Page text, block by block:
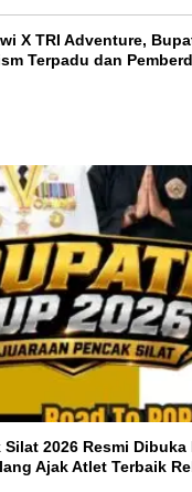
X TRI Adventure,
Terpadu dan
2026 Resmi Dibuka
Ajak Atlet Terbaik